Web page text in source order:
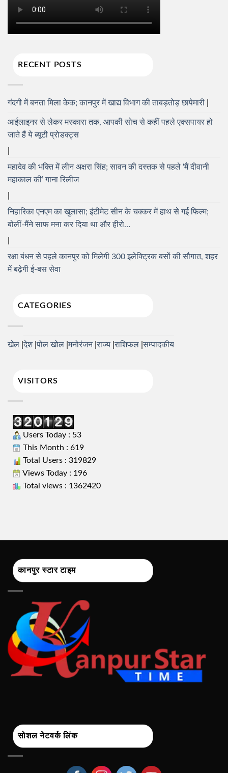
RECENT POSTS
गंदगी में बनता मिला केक; कानपुर में खाद्य विभाग की ताबड़तोड़ छापेमारी
आईलाइनर से लेकर मस्कारा तक, आपकी सोच से कहीं पहले एक्सपायर हो
जाते हैं ये ब्यूटी प्रोडक्ट्स
महादेव की भक्ति में लीन अक्षरा सिंह; सावन की दस्तक से पहले ‘मैं दीवानी
महाकाल की’ गाना रिलीज
निहारिका एनएम का खुलासा; इंटीमेट सीन के चक्कर में हाथ से गई फिल्म;
बोलीं-मैंने साफ मना कर दिया था और हीरो…
रक्षा बंधन से पहले कानपुर को मिलेगी 300 इलेक्ट्रिक बसों की सौगात, शहर
में बढ़ेगी ई-बस सेवा
CATEGORIES
खेल देश पोल खोल मनोरंजन राज्य राशिफल सम्पादकीय
VISITORS
Users Today : 53
This Month : 619
Total Users : 319829
Views Today : 196
Total views : 1362420
कानपुर स्टार टाइम
सोशल नेटवर्क लिंक